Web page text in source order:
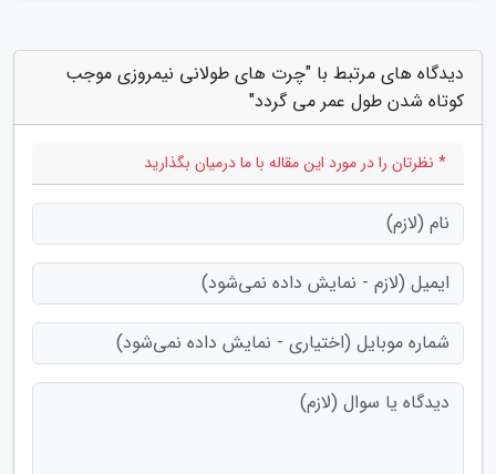
دیدگاه های مرتبط با "چرت های طولانی نیمروزی موجب
کوتاه شدن طول عمر می گردد"
* نظرتان را در مورد این مقاله با ما درمیان بگذارید